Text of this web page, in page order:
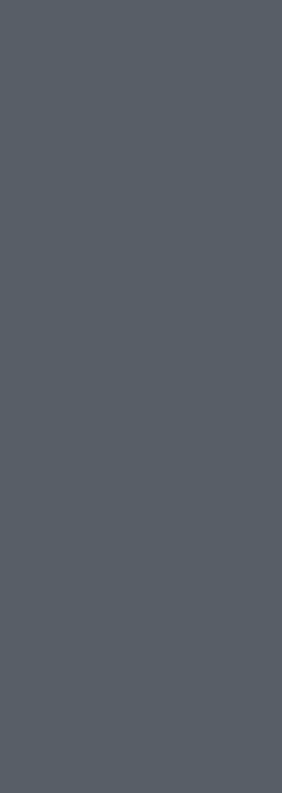
πιο επικίνδυνες
μεγάλες πυρκαγιές